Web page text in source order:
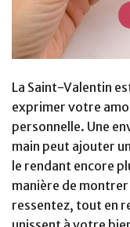
La Saint-Valentin
exprimer votre
personnelle. Une
main peut ajouter
le rendant encore
manière de
ressentez, tout en